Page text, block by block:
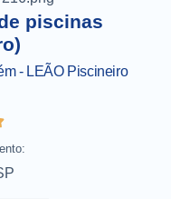
piscinas
- LEÃO Piscineiro